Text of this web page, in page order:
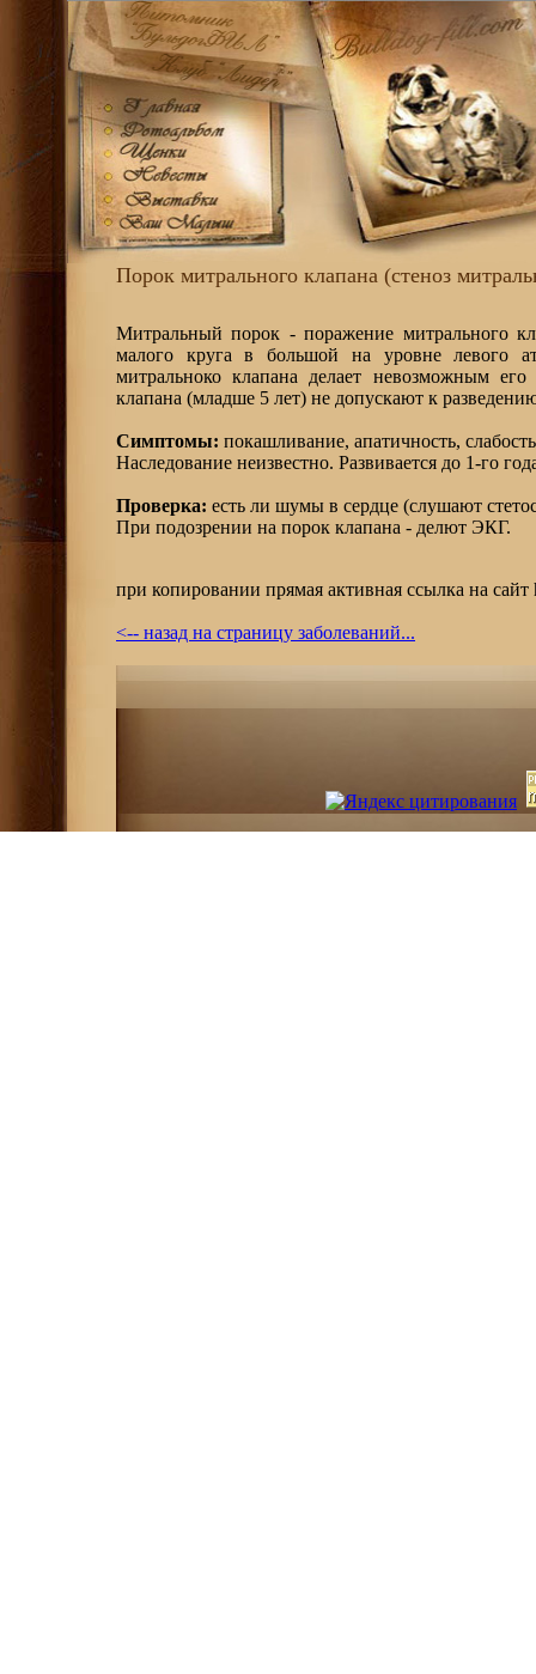
Порок митрального клапана (стеноз
Митральный порок - поражение митрального
малого круга в большой на уровне левого
митральноко клапана делает невозможным
клапана (младше 5 лет) не допускают к
Симптомы: покашливание, апатичность,
Наследование неизвестно. Развивается до 1-го
Проверка: есть ли шумы в сердце (слушают
При подозрении на порок клапана - делют ЭКГ.
при копировании прямая активная ссылка на
<-- назад на страницу заболеваний...